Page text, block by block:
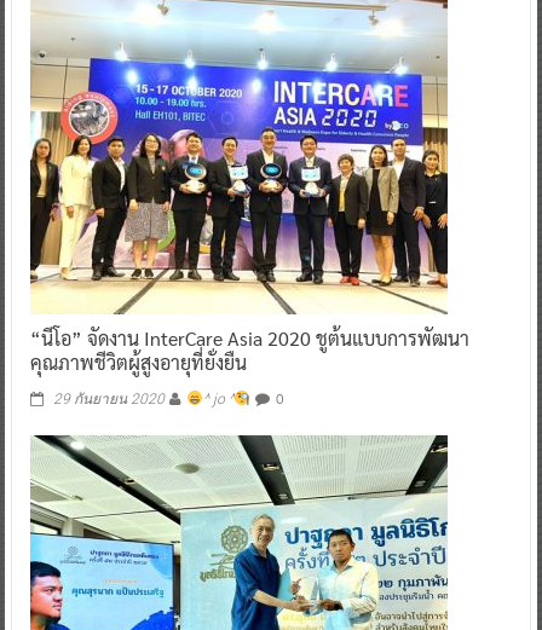
“นีโอ” จัดงาน InterCare Asia 2020 ชูต้นแบบการพัฒนา
คุณภาพชีวิตผู้สูงอายุที่ยั่งยืน
29 กันยายน 2020 ^ jo ^ 0